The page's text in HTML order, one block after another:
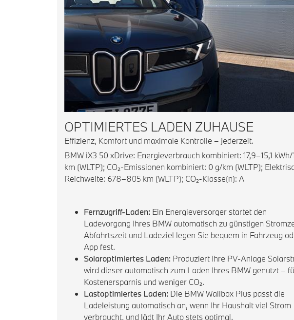
OPTIMIERTES LADEN ZUHAUSE
Effizienz, Komfort und maximale Kontrolle – jederzeit.
BMW iX3 50 xDrive: Energieverbrauch kombiniert: 17,9–15,1 kWh/
km (WLTP); CO₂-Emissionen kombiniert: 0 g/km (WLTP);
Reichweite: 678–805 km (WLTP); CO₂-Klasse(n): A
Fernzugriff-Laden: Ein Energieversorger startet den
Ladevorgang Ihres BMW automatisch zu günstigen
Abfahrtszeit und Ladeziel legen Sie bequem in Fahrzeug
App fest.
Solaroptimiertes Laden: Produziert Ihre PV-Anlage
wird dieser automatisch zum Laden Ihres BMW genutzt –
Kostenersparnis und weniger CO₂.
Lastoptimiertes Laden: Die BMW Wallbox Plus passt die
Ladeleistung automatisch an, wenn Ihr Haushalt viel Strom
verbraucht, und lädt Ihr Auto stets optimal.